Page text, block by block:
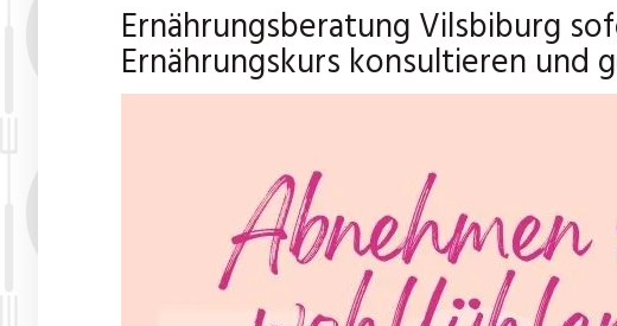
Ernährungsberatung Vilsbiburg
Ernährungskurs konsultieren und